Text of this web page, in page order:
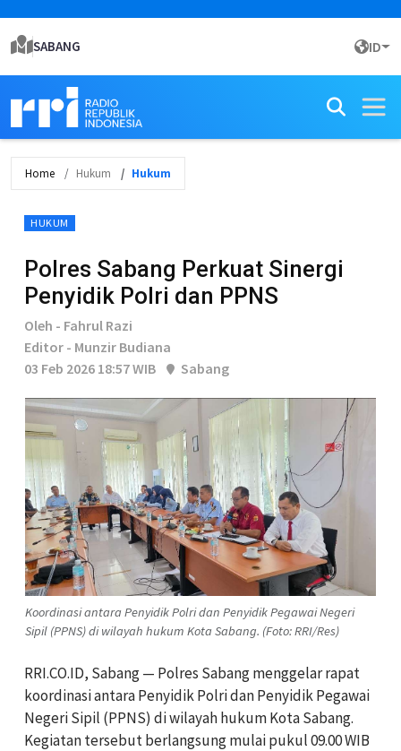
SABANG ID
Home Hukum Hukum
HUKUM
Polres Sabang Perkuat Sinergi
Penyidik Polri dan PPNS
Oleh - Fahrul Razi
Editor - Munzir Budiana
03 Feb 2026 18:57 WIB
Sabang
Koordinasi antara Penyidik Polri dan Penyidik Pegawai Negeri
Sipil (PPNS) di wilayah hukum Kota Sabang. (Foto: RRI/Res)
RRI.CO.ID, Sabang — Polres Sabang menggelar rapat
koordinasi antara Penyidik Polri dan Penyidik Pegawai
Negeri Sipil (PPNS) di wilayah hukum Kota Sabang.
Kegiatan tersebut berlangsung mulai pukul 09.00 WIB